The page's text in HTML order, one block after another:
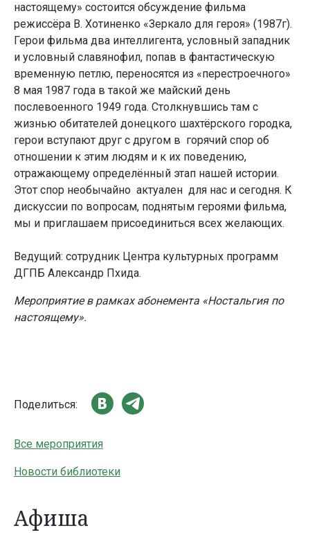
настоящему» состоится обсуждение фильма
режиссёра В. Хотиненко «Зеркало для героя» (1987г).
Герои фильма два интеллигента, условный западник
и условный славянофил, попав в фантастическую
временную петлю, переносятся из «перестроечного»
8 мая 1987 года в такой же майский день
послевоенного 1949 года. Столкнувшись там с
жизнью обитателей донецкого шахтёрского городка,
герои вступают друг с другом в горячий спор об
отношении к этим людям и к их поведению,
отражающему определённый этап нашей истории.
Этот спор необычайно актуален для нас и сегодня. К
дискуссии по вопросам, поднятым героями фильма,
мы и приглашаем присоединиться всех желающих.
Ведущий: сотрудник Центра культурных программ
ДГПБ Александр Пхида.
Мероприятие в рамках абонемента «Ностальгия по
настоящему».
Поделиться:
Все мероприятия
Новости библиотеки
Афиша